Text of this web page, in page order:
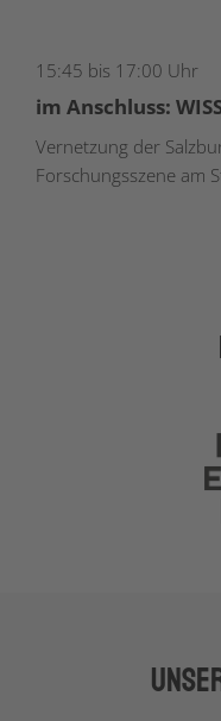
15:45 bis 17:00 Uhr
im Anschluss:
Vernetzung der
Forschungsszene am